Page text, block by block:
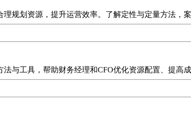
规划资源，提升运营效率。了解定性与定量方法，
与工具，帮助财务经理和CFO优化资源配置、提高